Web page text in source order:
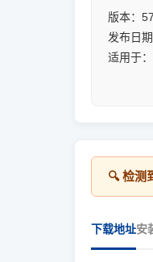
版本：
发布日
适用于
🔍 检测
下载地址安